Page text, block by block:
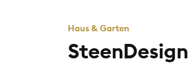
Haus & Garten
SteenDesign